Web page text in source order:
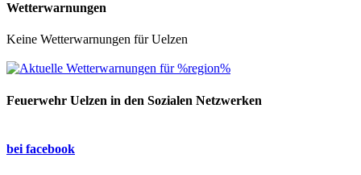
Wetterwarnungen
Keine Wetterwarnungen für Uelzen
Feuerwehr Uelzen in den Sozialen Netzwerken
bei facebook